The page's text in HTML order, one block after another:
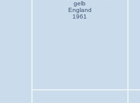
gelb
England
1961